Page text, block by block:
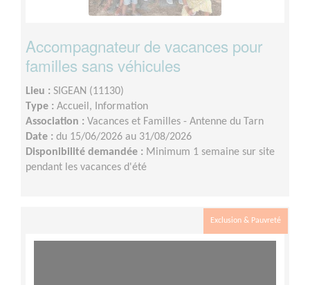
Accompagnateur de vacances pour
familles sans véhicules
Lieu : SIGEAN (11130)
Type : Accueil, Information
Association : Vacances et Familles - Antenne du Tarn
Date : du 15/06/2026 au 31/08/2026
Disponibilité demandée : Minimum 1 semaine sur site
pendant les vacances d'été
Exclusion & Pauvreté